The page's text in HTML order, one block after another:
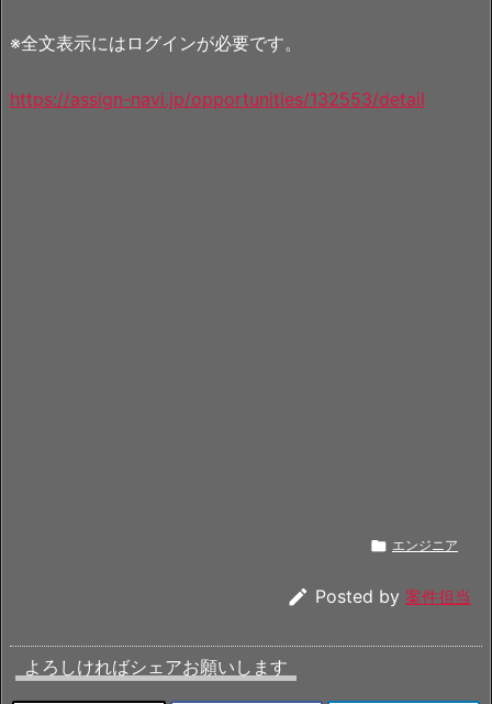
※全文表示にはログインが必要です。
https://assign-navi.jp/opportunities/132553/detail
 エンジニア
 Posted by 案件担当
よろしければシェアお願いします